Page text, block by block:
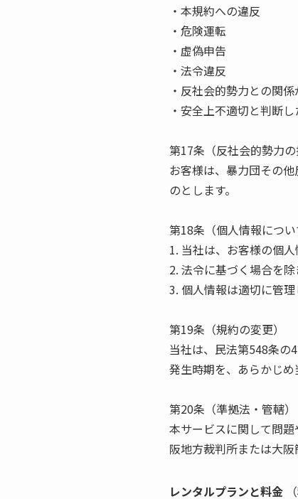
・本規約への違反
・危険運転
・虚偽申告
・法令違反
・反社会的勢力との関
・安全上不適切と判断
第17条（反社会的勢力の
お客様は、暴力団その
のとします。
第18条（個人情報につい
1. 当社は、お客様の個
2. 法令に基づく場合を
3. 個人情報は適切に管
第19条（規約の変更）
当社は、民法第548条の
発生時期を、あらかじめ
第20条（準拠法・管轄）
本サービスに関して問
阪地方裁判所または大
レンタルプランと料金